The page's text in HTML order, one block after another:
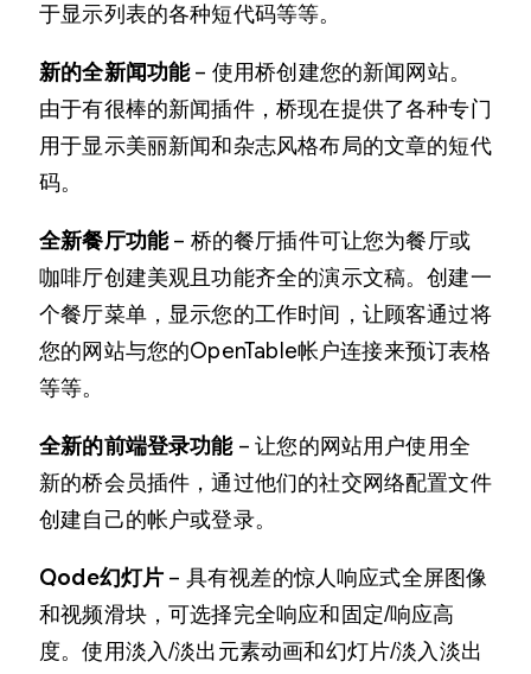
于显示列表的各种短代码等等。
新的全新闻功能– 使用桥创建您的新闻网站。
由于有很棒的新闻插件，桥现在提供了各种专门
用于显示美丽新闻和杂志风格布局的文章的短代
码。
全新餐厅功能– 桥的餐厅插件可让您为餐厅或
咖啡厅创建美观且功能齐全的演示文稿。创建一
个餐厅菜单，显示您的工作时间，让顾客通过将
您的网站与您的OpenTable帐户连接来预订表格
等等。
全新的前端登录功能– 让您的网站用户使用全
新的桥会员插件，通过他们的社交网络配置文件
创建自己的帐户或登录。
Qode幻灯片 – 具有视差的惊人响应式全屏图像
和视频滑块，可选择完全响应和固定/响应高
度。使用淡入/淡出元素动画和幻灯片/淡入淡出